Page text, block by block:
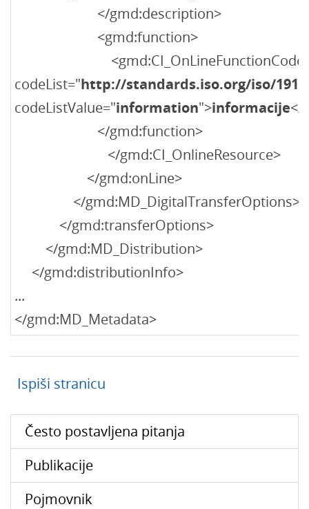
</gmd:description>
<gmd:function>
<gmd:CI_OnLineFunctionCode
codeList="http://standards.iso.org/iso/
codeListValue="information">informacije</
</gmd:function>
</gmd:CI_OnlineResource>
</gmd:onLine>
</gmd:MD_DigitalTransferOptions>
</gmd:transferOptions>
</gmd:MD_Distribution>
</gmd:distributionInfo>
...
</gmd:MD_Metadata>
Ispiši stranicu
Često postavljena pitanja
Publikacije
Pojmovnik